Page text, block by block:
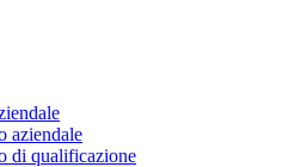
aziendale
di qualificazione